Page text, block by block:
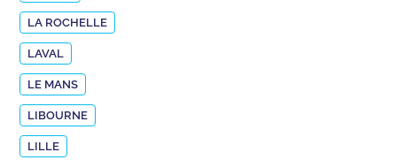
LA ROCHELLE
LAVAL
LE MANS
LIBOURNE
LILLE